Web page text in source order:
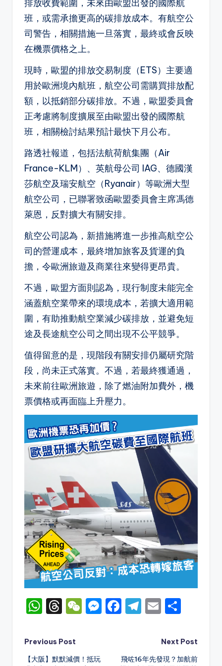
排放收費範圍，未來由歐盟出發的國際航
班，或需承擔更高的碳排放成本。有航空公
司警告，相關措施一旦落實，最終或會反映
在機票價格之上。
現時，歐盟的排放交易制度（ETS）主要適
用於歐洲境內航班，航空公司需購買排放配
額，以抵銷部分碳排放。不過，歐盟委員會
正考慮將制度擴展至由歐盟出發的國際航
班，相關檢討結果預計最快下月公布。
路透社報道，包括法航荷航集團（Air
France-KLM）、英航母公司 IAG、德國漢
莎航空及瑞安航空（Ryanair）等歐洲大型
航空公司，已聯署致函歐盟委員會主席馮德
萊恩，反對擴大有關安排。
航空公司認為，新措施將進一步推高航空公
司的營運成本，最終增加旅客及貨運的負
擔，令歐洲旅遊及商業往來變得更昂貴。
不過，歐盟方面則認為，現行制度未能完全
涵蓋航空業帶來的環境成本，若擴大適用範
圍，有助推動航空業減少碳排放，並避免短
途及長途航空公司之間出現不公平競爭。
值得留意的是，現階段有關安排仍屬研究階
段，尚未正式落實。不過，若最終獲通過，
未來前往歐洲旅遊，除了燃油附加費外，機
票價格或再面臨上升壓力。
W
a
ts
T
e
a
W
h
M F
e
T
gr
E
ai
l
ar
e
Post
Previous Post
【大阪】默默減價！抵玩
Next Post
飛咗16年先發現？加航前